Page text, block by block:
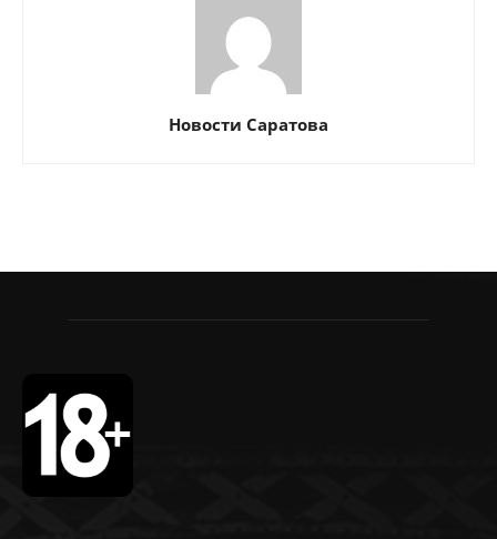
Новости Саратова